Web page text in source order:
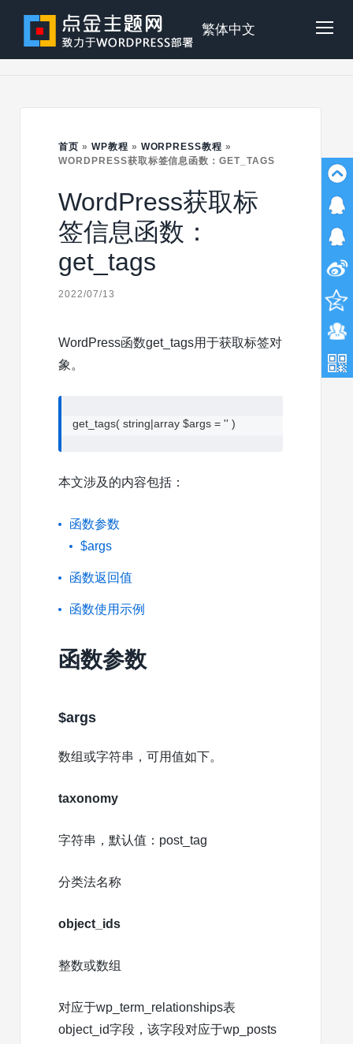
content
点
主
题
繁体中文
首页 » WP教程 » WORPRESS教程 »
WORDPRESS获取标签信息函数：GET_TAGS
WordPress获取标
签信息函数：
get_tags
2022/07/13
WordPress函数get_tags用于获取标签对
象。
get_tags( string|array $args = '' )
本文涉及的内容包括：
函数参数
$args
函数返回值
函数使用示例
函数参数
$args
数组或字符串，可用值如下。
taxonomy
字符串，默认值：post_tag
分类法名称
object_ids
整数或数组
对应于wp_term_relationships表
object_id字段，该字段对应于wp_posts